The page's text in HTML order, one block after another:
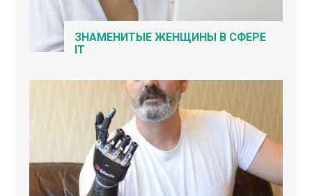
ЗНАМЕНИТЫЕ ЖЕНЩИНЫ В СФЕРЕ
IT